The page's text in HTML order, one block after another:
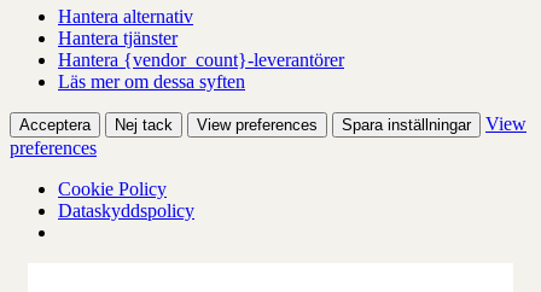
Hantera alternativ
Hantera tjänster
Hantera {vendor_count}-leverantörer
Läs mer om dessa syften
Acceptera Nej tack View preferences Spara inställningar
View
preferences
Cookie Policy
Dataskyddspolicy